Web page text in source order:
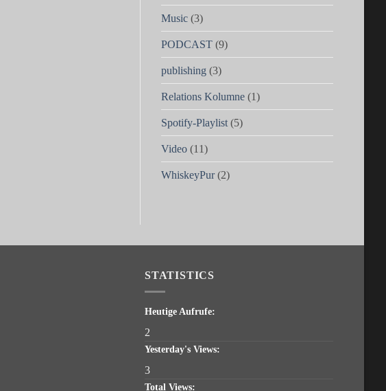
Music(3)
PODCAST(9)
publishing (3)
Relations Kolumne(1)
Spotify-Playlist(5)
Video(11)
WhiskeyPur(2)
STATISTICS
Heutige Aufrufe:
2
Yesterday's Views:
3
Total Views: